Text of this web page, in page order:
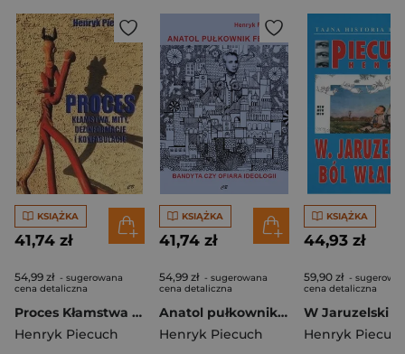
KSIĄŻKA
41,74 zł
54,99 zł - sugerowana
cena detaliczna
Proces Kłamstwa mity dezinformacje i konfabulacje
Henryk Piecuch
KSIĄŻKA
41,74 zł
54,99 zł - sugerowana
cena detaliczna
Anatol pułkownik Fejgin Bandyta czy ofiara ideologii?
Henryk Piecuch
KSIĄŻKA
44,93 zł
59,90 zł -
cena detaliczna
Henryk